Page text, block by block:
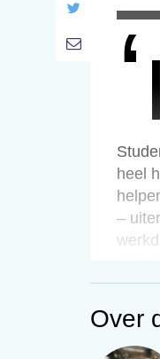
‘i
heel
–
We
Over